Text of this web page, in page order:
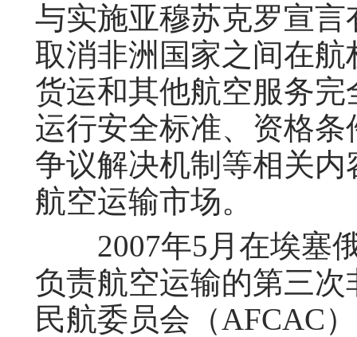
与实施亚穆苏克罗宣
取消非洲国家之间在
货运和其他航空服务
运行安全标准、资格
争议解决机制等相关
航空运输市场。
2007年5月在埃塞俄
负责航空运输的第三
民航委员会（AFCAC